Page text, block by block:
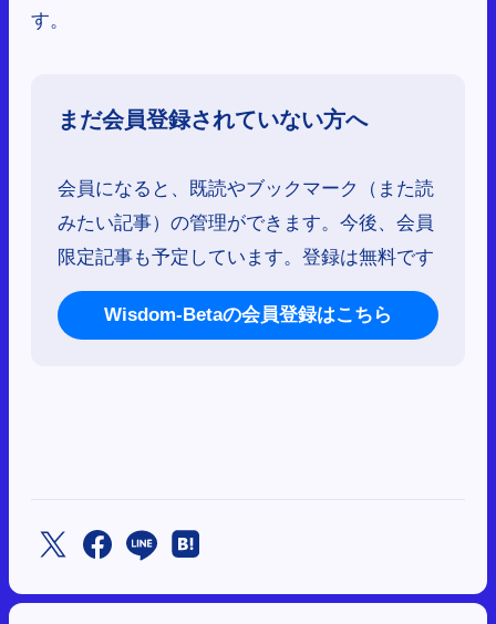
す。
まだ会員登録されていない方へ
会員になると、既読やブックマーク（また読
みたい記事）の管理ができます。今後、会員
限定記事も予定しています。登録は無料です
Wisdom-Betaの会員登録はこちら